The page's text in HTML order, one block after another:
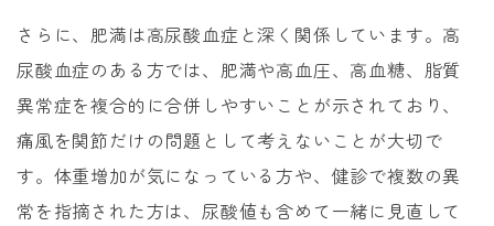
さらに、肥満は高尿酸血症と深く関係しています。高
尿酸血症のある方では、肥満や高血圧、高血糖、脂質
異常症を複合的に合併しやすいことが示されており、
痛風を関節だけの問題として考えないことが大切で
す。体重増加が気になっている方や、健診で複数の異
常を指摘された方は、尿酸値も含めて一緒に見直して